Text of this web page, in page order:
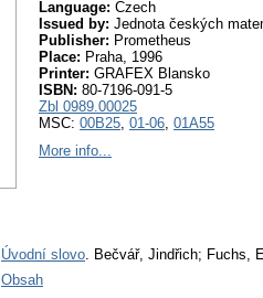
Language: Czech
Issued by: Jednota českých
Publisher: Prometheus
Place: Praha, 1996
Printer: GRAFEX Blansko
ISBN: 80-7196-091-5
Zbl 0989.00025
MSC: 00B25, 01-06, 01A55
More info...
Úvodní slovo . Bečvář, Jindřich; Fuchs,
Obsah